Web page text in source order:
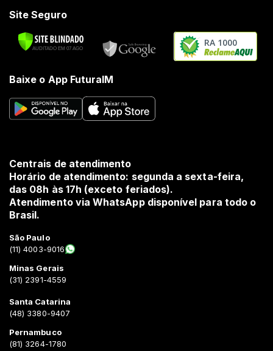
Site Seguro
RA 1000
Baixe o App FuturaIM
Centrais de atendimento
Horário de atendimento: segunda a sexta-feira,
das 08h às 17h (exceto feriados).
Atendimento via WhatsApp disponível para todo o
Brasil.
São Paulo
(11) 4003-9016
Minas Gerais
(31) 2391-4559
Santa Catarina
(48) 3380-9407
Pernambuco
(81) 3264-1780